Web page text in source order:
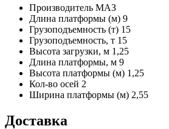
Производитель МАЗ
Длина платформы (м) 9
Грузоподъемность (т) 15
Грузоподъемность, т 15
Высота загрузки, м 1,25
Длина платформы, м 9
Высота платформы (м) 1,25
Кол-во осей 2
Ширина платформы (м) 2,55
Доставка